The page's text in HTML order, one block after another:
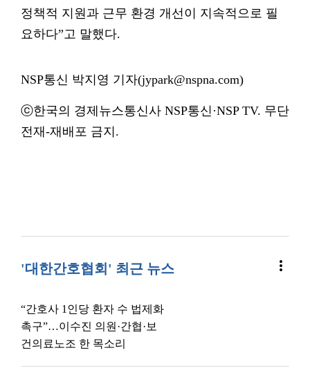
정책적 지원과 근무 환경 개선이 지속적으로 필
요하다”고 말했다.
NSP통신 박지영 기자(jypark@nspna.com)
ⓒ한국의 경제뉴스통신사 NSP통신·NSP TV. 무단
전재-재배포 금지.
'대한간호협회' 최근 뉴스 more_vert
“간호사 1인당 환자 수 법제화
촉구”…이수진 의원·간협·보
건의료노조 한 목소리